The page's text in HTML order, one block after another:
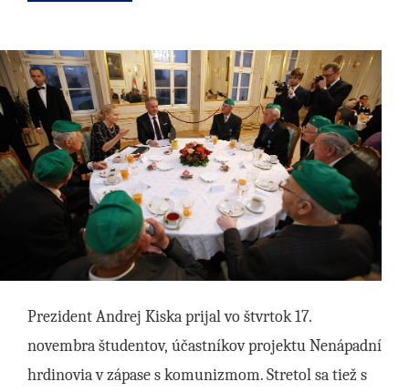
Prezident Andrej Kiska prijal vo štvrtok 17.
novembra študentov, účastníkov projektu Nenápadní
hrdinovia v zápase s komunizmom. Stretol sa tiež s